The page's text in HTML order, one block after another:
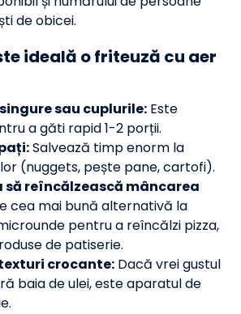
de obicei.
ideală o friteuză cu aer
sau cuplurile: Este
a găti rapid 1-2 porții.
Salvează timp enorm la
(nuggets, pește pane, cartofi).
să reîncălzească mâncarea
cea mai bună alternativă la
pentru a reîncălzi pizza,
de patiserie.
crocante: Dacă vrei gustul
baia de ulei, este aparatul de